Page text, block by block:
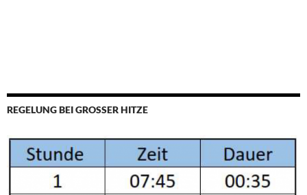
REGELUNG BEI GROSSER HITZE